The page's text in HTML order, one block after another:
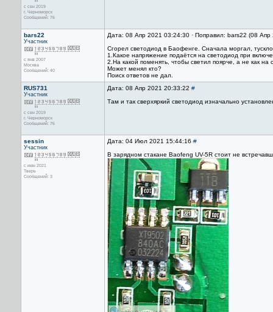
с сен 2019
г. Черноморск
Сообщений: 76
bars22
Участник
с янв 2007
Москва
Сообщений: 40
Дата: 08 Апр 2021 03:24:30 · Поправил: bars22 (08
Сгорел светодиод в Баофенге. Сначала моргал,
1.Какое напряжение подаётся на светодиод при
2.На какой поменять, чтобы светил поярче, а не как
Может менял кто?
Поиск ответов не дал.
RUS731
Участник
с сен 2019
г. Черноморск
Сообщений: 76
Дата: 08 Апр 2021 20:33:22 #
Там и так сверхяркий светодиод изначально
sessin
Участник
с июн 2021
Тверь
Сообщений: 3
Дата: 04 Июл 2021 15:44:16 #
В зарядном стакане Baofeng UV-5R стоит не